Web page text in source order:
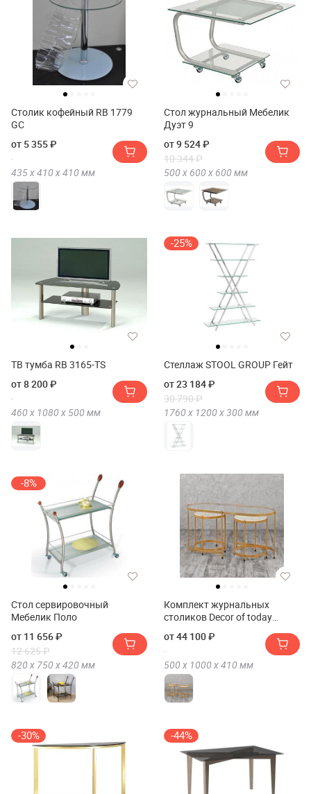
Столик кофейный RB 1779
GC
от 5 355 ₽
435 х410 х410 мм
Стол журнальный Мебелик
Дуэт 9
от 9 524 ₽
10 344 ₽
500 х 600 х 600 мм
ТВ тумба RB 3165-TS
от 8 200 ₽
460 х 1080 х 500 мм
-25%
Стеллаж STOOL GROUP Гейт
от 23 184 ₽
30 790 ₽
1760 х 1200 х300 мм
-8%
Стол сервировочный
Мебелик Поло
от 11 656 ₽
12 625 ₽
820 х 750 х420 мм
Комплект журнальных
столиков Decor of today
от 44 100 ₽
500 х 1000 х410 мм
-30% -44%